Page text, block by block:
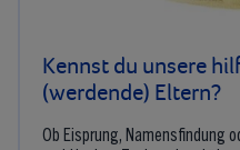
Kennst du unsere
(werdende) Eltern?
Ob Eisprung, Namensfindung